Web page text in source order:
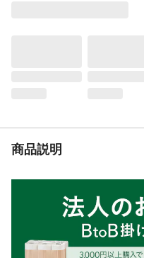
商品説明